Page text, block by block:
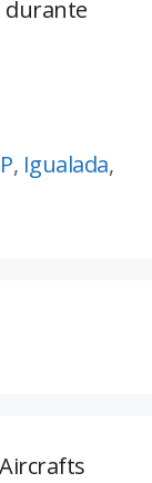
durante
, Igualada,